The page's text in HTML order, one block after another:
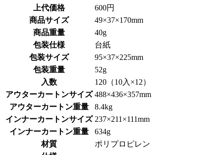
上代価格
600円
商品サイズ
49×37×170mm
商品重量
40g
包装仕様
台紙
包装サイズ
95×37×225mm
包装重量
52g
入数
120（10入×12）
アウターカートンサイズ 488×436×357mm
アウターカートン重量
8.4kg
インナーカートンサイズ 237×211×111mm
インナーカートン重量
634g
材質
ポリプロピレン